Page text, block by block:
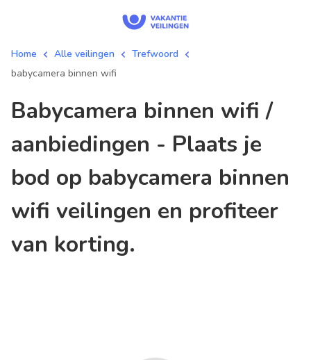
Home Alle veilingen
Trefwoord
babycamera binnen wifi
babycamera binnen wifi /
aanbiedingen - Plaats je
bod op babycamera binnen
wifi veilingen en profiteer
van korting.